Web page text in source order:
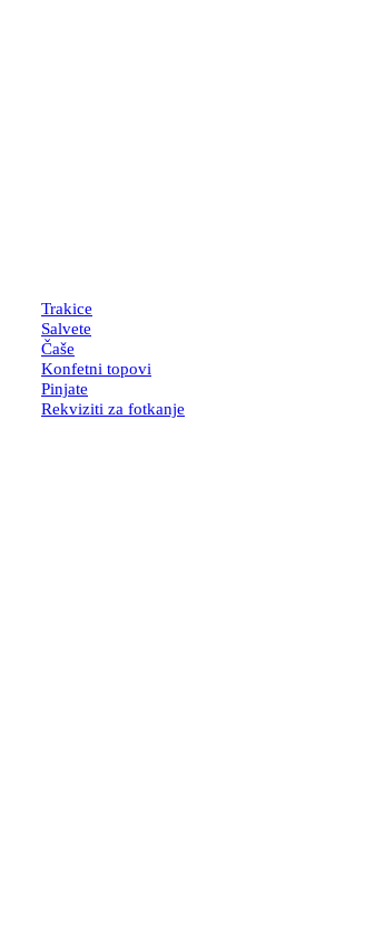
Trakice
Salvete
Čaše
Konfetni topovi
Pinjate
Rekviziti za fotkanje